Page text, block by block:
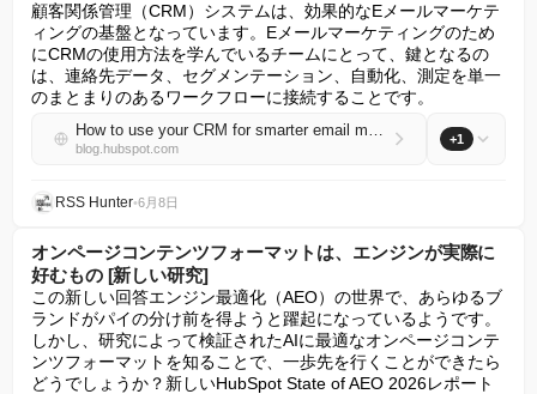
顧客関係管理（CRM）システムは、効果的なEメールマーケテ
ィングの基盤となっています。Eメールマーケティングのため
にCRMの使用方法を学んでいるチームにとって、鍵となるの
は、連絡先データ、セグメンテーション、自動化、測定を単一
のまとまりのあるワークフローに接続することです。
How to use your CRM for smarter email marketing campaigns
blog.hubspot.com
+1
RSS Hunter•6月8日
オンページコンテンツフォーマットは、エンジンが実際に
好むもの [新しい研究]
この新しい回答エンジン最適化（AEO）の世界で、あらゆるブ
ランドがパイの分け前を得ようと躍起になっているようです。
しかし、研究によって検証されたAIに最適なオンページコンテ
ンツフォーマットを知ることで、一歩先を行くことができたら
どうでしょうか？新しいHubSpot State of AEO 2026レポート